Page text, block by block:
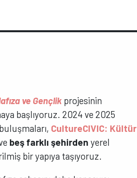
ve Gençlik projesinin
başlıyoruz. 2024 ve 2025
CultureCIVIC: Kültür
beş farklı şehirden yerel
bir yapıya taşıyoruz.